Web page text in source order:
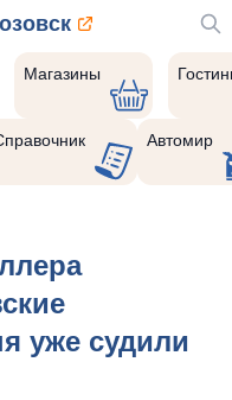
Магазины
Автомир
уже судили